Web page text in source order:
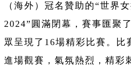
（海外）冠名贊助的“世界
2024”圓滿閉幕，賽事匯聚
眾呈現了16場精彩比賽。比
進場觀賽，氣氛熱烈，精彩